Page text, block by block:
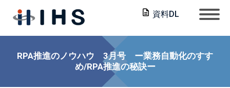
資料DL
RPA推進のノウハウ 3月号 ー業務自動化のすす
め/RPA推進の秘訣ー